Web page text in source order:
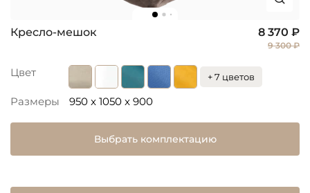
Кресло-мешок 8 370 ₽
9 300 ₽
Цвет + 7 цветов
Размеры 950 x 1050 x 900
Выбрать комплектацию